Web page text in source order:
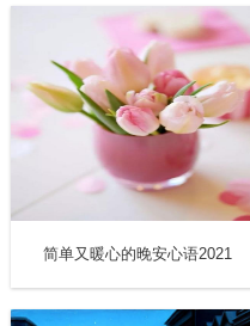
简单又暖心的晚安心语2021